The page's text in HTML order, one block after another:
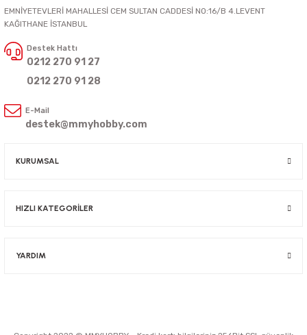
EMNİYETEVLERİ MAHALLESİ CEM SULTAN CADDESİ NO:16/B 4.LEVENT
KAĞITHANE İSTANBUL
Destek Hattı
0212 270 91 27
0212 270 91 28
E-Mail
destek@mmyhobby.com
KURUMSAL
HIZLI KATEGORİLER
YARDIM